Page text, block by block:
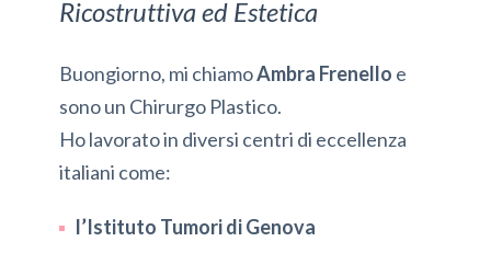
Ricostruttiva ed Estetica
Buongiorno, mi chiamoAmbra Frenello e
sono un Chirurgo Plastico.
Ho lavorato in diversi centri di eccellenza
italiani come:
l’Istituto Tumori di Genova